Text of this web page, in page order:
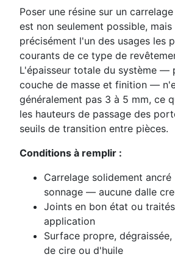
Poser une résine sur un
est non seulement possible, mais
précisément l'un des usages les
courants de ce type de
L'épaisseur totale du système —
couche de masse et finition —
généralement pas 3 à 5 mm, ce
les hauteurs de passage des
seuils de transition entre pièces.
Conditions à remplir :
Carrelage solidement
sonnage — aucune dalle
Joints en bon état ou
application
Surface propre,
de cire ou d'huile